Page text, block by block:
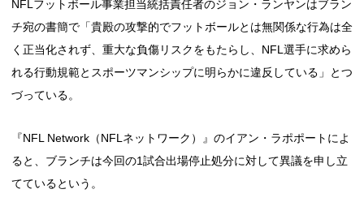
NFLフットボール事業担当統括責任者のジョン・ランヤンはブラン
チ宛の書簡で「貴殿の攻撃的でフットボールとは無関係な行為は全
く正当化されず、重大な負傷リスクをもたらし、NFL選手に求めら
れる行動規範とスポーツマンシップに明らかに違反している」とつ
づっている。
『NFL Network（NFLネットワーク）』のイアン・ラポポートによ
ると、ブランチは今回の1試合出場停止処分に対して異議を申し立
てているという。